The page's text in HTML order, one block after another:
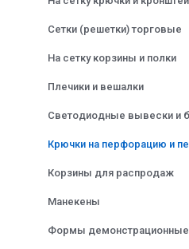
Сетки (решетки) торговые
На сетку корзины и полки
Плечики и вешалки
Светодиодные вывески и
Крючки на перфорацию и
Корзины для распродаж
Манекены
Формы демонстрационные